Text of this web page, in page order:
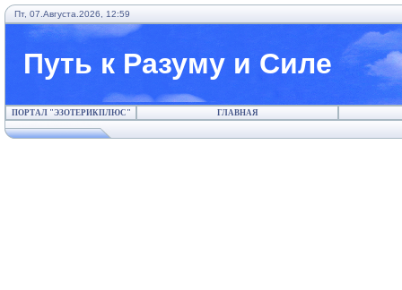
Пт, 07.Августа.2026, 12:59
Путь к Разуму и Силе
ПОРТАЛ "ЭЗОТЕРИКПЛЮС" ГЛАВНАЯ